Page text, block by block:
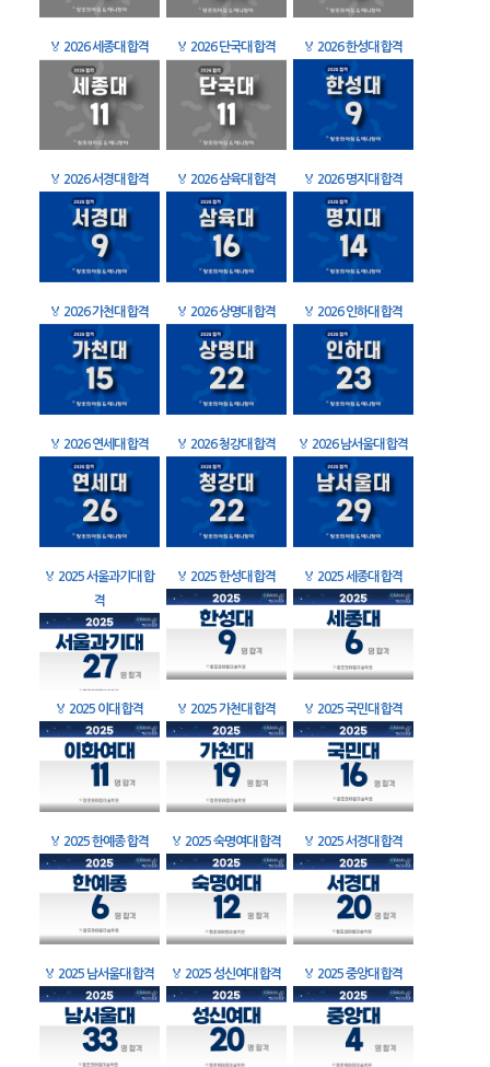
🏅 2026 세종대 합격 🏅 2026 단국대 합격 🏅 2026 한성대 합격
🏅 2026 서경대 합격 🏅 2026 삼육대 합격 🏅 2026 명지대 합격
🏅 2026 가천대 합격 🏅 2026 상명대 합격 🏅 2026 인하대 합격
🏅 2026 연세대 합격 🏅 2026 청강대 합격 🏅 2026 남서울대 합격
🏅 2025 서울과기대 합
격
🏅 2025 한성대 합격 🏅 2025 세종대 합격
🏅 2025 이대 합격 🏅 2025 가천대 합격 🏅 2025 국민대 합격
🏅 2025 한예종 합격 🏅 2025 숙명여대 합격 🏅 2025 서경대 합격
🏅 2025 남서울대 합격 🏅 2025 성신여대 합격 🏅 2025 중앙대 합격